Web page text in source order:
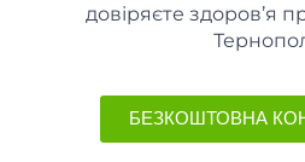
довіряєте здоров’я
БЕЗКОШТОВНА